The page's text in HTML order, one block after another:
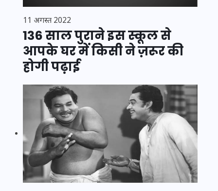
11 अगस्त 2022
136 साल पुराने इस स्कूल से
आपके घर में किसी ने ज़रूर की
होगी पढ़ाई